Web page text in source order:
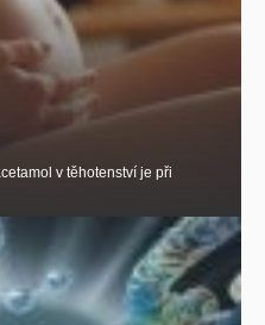
v těhotenství je při